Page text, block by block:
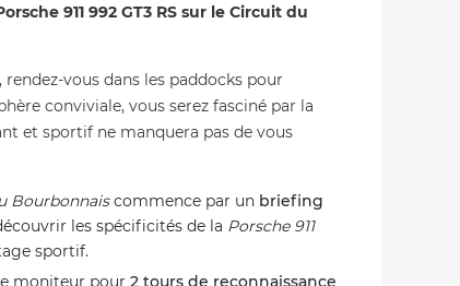
911 992 GT3 RS sur le Circuit du
, rendez-vous dans les paddocks pour
conviviale, vous serez fasciné par la
et sportif ne manquera pas de vous
Bourbonnaiscommence par un briefing
les spécificités de la Porsche 911
sportif.
moniteur pour 2 tours de reconnaissance